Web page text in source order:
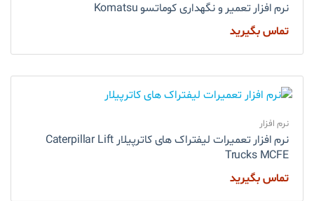
نرم افزار تعمیر و نگهداری کوماتسو Komatsu
تماس بگیرید
نرم افزار
نرم افزار تعمیرات لیفتراک های کاترپیلار Caterpillar Lift
Trucks MCFE
تماس بگیرید